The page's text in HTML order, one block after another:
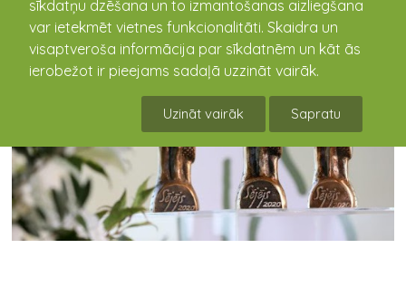
sīkdatņu dzēšana un to izmantošanas aizliegšana
var ietekmēt vietnes funkcionalitāti. Skaidra un
visaptveroša informācija par sīkdatnēm un kāt ās
ierobežot ir pieejams sadaļā uzzināt vairāk.
Uzināt vairāk Sapratu